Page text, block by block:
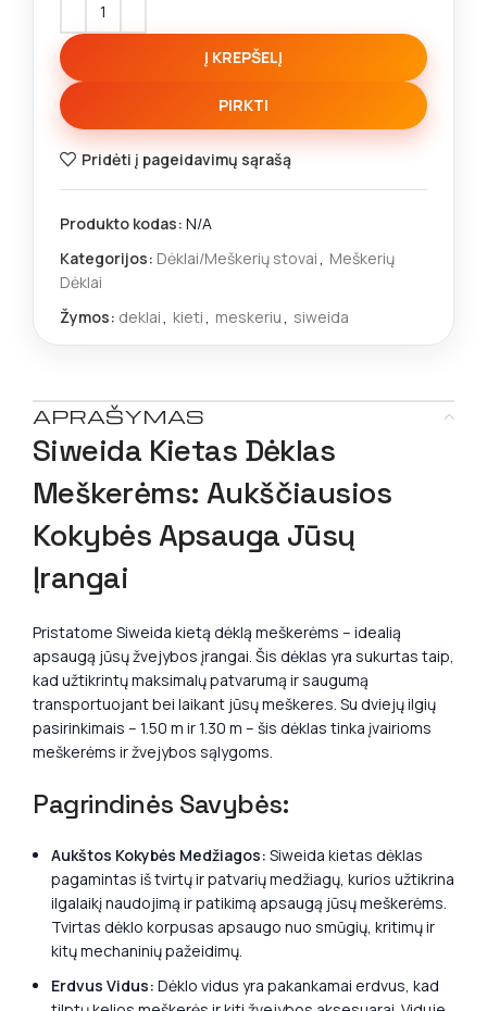
Į KREPŠELĮ
PIRKTI
Pridėti į pageidavimų sąrašą
Produkto kodas: N/A
Kategorijos: Dėklai/Meškerių stovai, Meškerių
Dėklai
Žymos: deklai, kieti, meskeriu, siweida
APRAŠYMAS
Siweida Kietas Dėklas
Meškerėms: Aukščiausios
Kokybės Apsauga Jūsų
Įrangai
Pristatome Siweida kietą dėklą meškerėms – idealią
apsaugą jūsų žvejybos įrangai. Šis dėklas yra sukurtas taip,
kad užtikrintų maksimalų patvarumą ir saugumą
transportuojant bei laikant jūsų meškeres. Su dviejų ilgių
pasirinkimais – 1.50 m ir 1.30 m – šis dėklas tinka įvairioms
meškerėms ir žvejybos sąlygoms.
Pagrindinės Savybės:
Aukštos Kokybės Medžiagos: Siweida kietas dėklas
pagamintas iš tvirtų ir patvarių medžiagų, kurios užtikrina
ilgalaikį naudojimą ir patikimą apsaugą jūsų meškerėms.
Tvirtas dėklo korpusas apsaugo nuo smūgių, kritimų ir
kitų mechaninių pažeidimų.
Erdvus Vidus: Dėklo vidus yra pakankamai erdvus, kad